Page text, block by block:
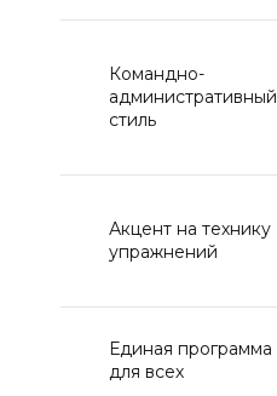
Командно-
административный
стиль
Акцент на технику
упражнений
Единая программа
для всех